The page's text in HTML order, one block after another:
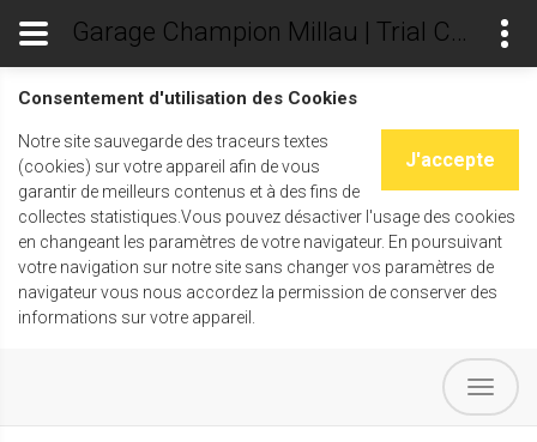
Consentement d'utilisation des Cookies
J'accepte
Notre site sauvegarde des traceurs textes
(cookies) sur votre appareil afin de vous
garantir de meilleurs contenus et à des fins de
collectes statistiques.Vous pouvez désactiver l'usage des cookies
en changeant les paramètres de votre navigateur. En poursuivant
votre navigation sur notre site sans changer vos paramètres de
navigateur vous nous accordez la permission de conserver des
informations sur votre appareil.
Garage Champion Millau | Trial Champ's